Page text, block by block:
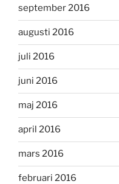
september 2016
augusti 2016
juli 2016
juni 2016
maj 2016
april 2016
mars 2016
februari 2016